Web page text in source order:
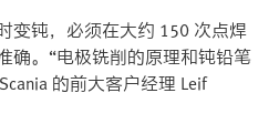
变钝，必须在大约 150 次点焊
确。“电极铣削的原理和钝铅笔
的前大客户经理 Leif